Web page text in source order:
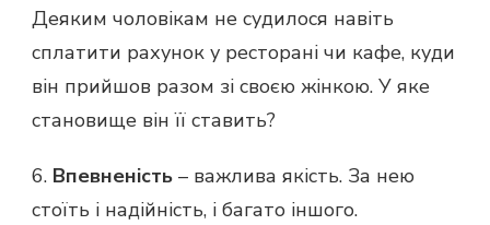
Деяким чоловікам не судилося навіть
сплатити рахунок у ресторані чи кафе, куди
він прийшов разом зі своєю жінкою. У яке
становище він її ставить?
6. Впевненість – важлива якість. За нею
стоїть і надійність, і багато іншого.